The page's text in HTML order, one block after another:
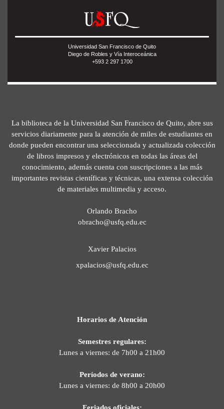
Universidad San Francisco de Quito
Diego de Robles y Vía Interoceánica
+593 2 297 1700
La biblioteca de la Universidad San Francisco de Quito, abre sus
servicios diariamente para la atención de miles de estudiantes en
donde pueden encontrar una seleccionada y actualizada colección
de libros impresos y electrónicos en todas las áreas del
conocimiento, además cuenta con suscripciones a las más
importantes revistas científicas y técnicas, una extensa colección
de materiales multimedia y acceso.
Orlando Bracho
obracho@usfq.edu.ec
Xavier Palacios
xpalacios@usfq.edu.ec
Horarios de Atención
Semestres regulares:
Lunes a viernes: de 7h00 a 21h00
Períodos de verano:
Lunes a viernes: de 8h00 a 20h00
Feriados oficiales: